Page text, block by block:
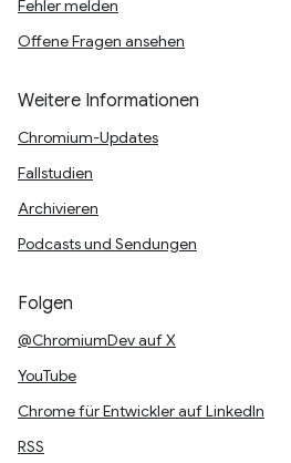
Fehler melden
Offene Fragen ansehen
Weitere Informationen
Chromium-Updates
Fallstudien
Archivieren
Podcasts und Sendungen
Folgen
@ChromiumDev auf X
YouTube
Chrome für Entwickler auf LinkedIn
RSS